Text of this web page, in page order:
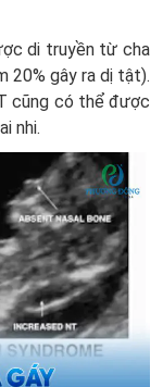
di truyền từ cha
20% gây ra dị tật).
cũng có thể được
nhi.